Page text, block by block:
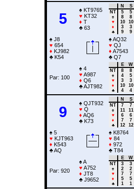
5
♠ KT9765
♥ KT32
♦ T
♣ 63
N
S
NT
5
5
♠
8
8
♥
10
10
♦
3
3
♣
9 9
♠ J8
♥ 654
♦ KJ982
♣ K54
♠AQ32
♥ QJ
♦ A7543
♣ Q7
Par: 100
♠ 4
♥ A987
♦ Q6
♣AJT982
E
W
NT
8
8
♠
4
5
♥
3
3
♦
10
10
♣
4 4
9
♠ QJT932
♥ Q
♦ AQ6
♣ K73
N
S
NT
7
7
♠
11
11
♥
6
6
♦
7
7
♣
12 12
♠ 5
♥ KJT963
♦ K543
♣AQ
♠ K8764
♥ 84
♦ 972
♣ T84
Par: 920
♠A
♥ A752
♦ JT8
♣ J9652
E
W
NT
3
3
♠
2
2
♥
7
7
♦
5
5
♣
1 1